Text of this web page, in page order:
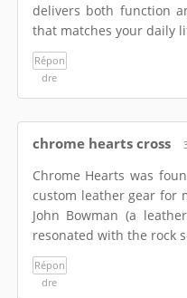
delivers both function
that matches your daily
Répon
dre
chrome hearts cross
Chrome Hearts was
custom leather gear for
John Bowman (a
resonated with the rock
Répon
dre